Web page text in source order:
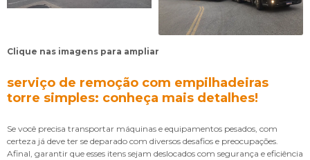
Clique nas imagens para ampliar
serviço de remoção com empilhadeiras
torre simples: conheça mais detalhes!
Se você precisa transportar máquinas e equipamentos pesados, com
certeza já deve ter se deparado com diversos desafios e preocupações.
Afinal, garantir que esses itens sejam deslocados com segurança e eficiência